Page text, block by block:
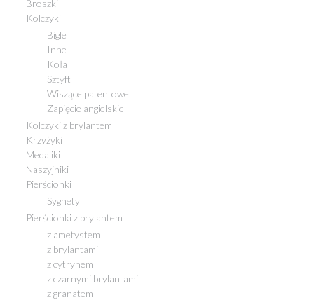
Broszki
Kolczyki
Bigle
Inne
Koła
Sztyft
Wiszące patentowe
Zapięcie angielskie
Kolczyki z brylantem
Krzyżyki
Medaliki
Naszyjniki
Pierścionki
Sygnety
Pierścionki z brylantem
z ametystem
z brylantami
z cytrynem
z czarnymi brylantami
z granatem